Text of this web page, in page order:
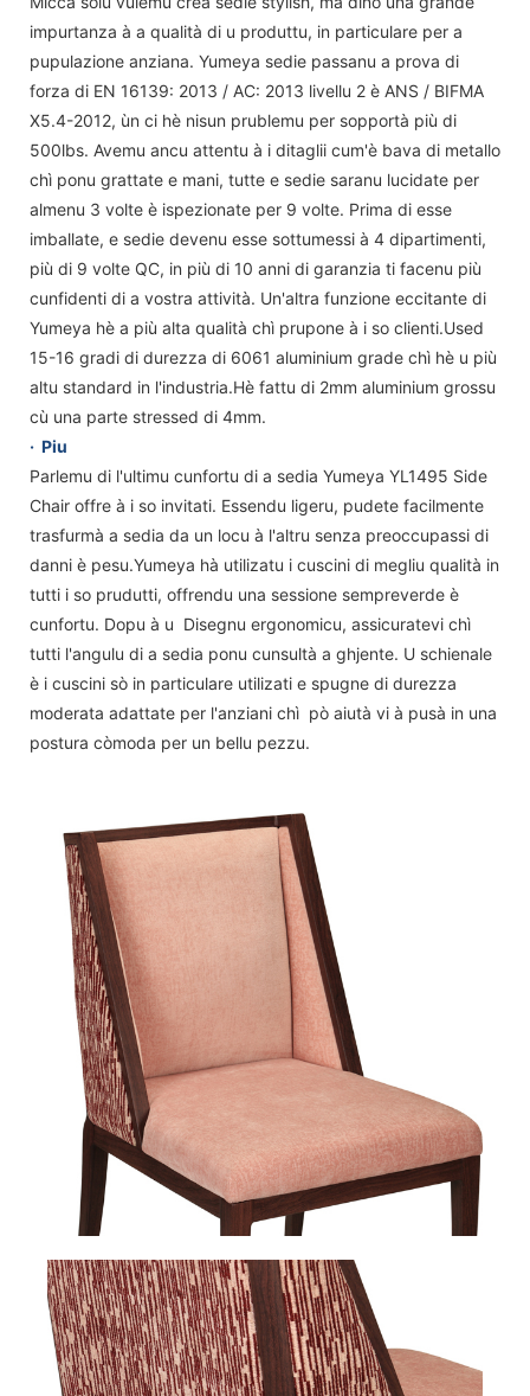
impurtanza à a qualità di u produttu, in particulare per a
pupulazione anziana. Yumeya sedie passanu a prova di
forza di EN 16139: 2013 / AC: 2013 livellu 2 è ANS / BIFMA
X5.4-2012, ùn ci hè nisun prublemu per sopportà più di
500lbs. Avemu ancu attentu à i ditaglii cum'è bava di metallo
chì ponu grattate e mani, tutte e sedie saranu lucidate per
almenu 3 volte è ispezionate per 9 volte. Prima di esse
imballate, e sedie devenu esse sottumessi à 4 dipartimenti,
più di 9 volte QC, in più di 10 anni di garanzia ti facenu più
cunfidenti di a vostra attività. Un'altra funzione eccitante di
Yumeya hè a più alta qualità chì prupone à i so clienti.Used
15-16 gradi di durezza di 6061 aluminium grade chì hè u più
altu standard in l'industria.Hè fattu di 2mm aluminium grossu
cù una parte stressed di 4mm.
· Piu
Parlemu di l'ultimu cunfortu di a sedia Yumeya YL1495 Side
Chair offre à i so invitati. Essendu ligeru, pudete facilmente
trasfurmà a sedia da un locu à l'altru senza preoccupassi di
danni è pesu.Yumeya hà utilizatu i cuscini di megliu qualità in
tutti i so prudutti, offrendu una sessione sempreverde è
cunfortu. Dopu à u Disegnu ergonomicu, assicuratevi chì
tutti l'angulu di a sedia ponu cunsultà a ghjente. U schienale
è i cuscini sò in particulare utilizati e spugne di durezza
moderata adattate per l'anziani chì pò aiutà vi à pusà in una
postura còmoda per un bellu pezzu.